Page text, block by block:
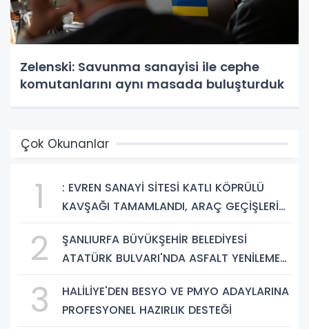
Zelenski: Savunma sanayisi ile cephe
komutanlarını aynı masada buluşturduk
Çok Okunanlar
1
: EVREN SANAYİ SİTESİ KATLI KÖPRÜLÜ
KAVŞAĞI TAMAMLANDI, ARAÇ GEÇİŞLERİ
2
ŞANLIURFA BÜYÜKŞEHİR BELEDİYESİ
ATATÜRK BULVARI'NDA ASFALT YENİLEME
3
HALİLİYE'DEN BESYO VE PMYO ADAYLARINA
PROFESYONEL HAZIRLIK DESTEĞİ